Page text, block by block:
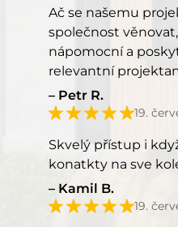
Ač se našemu
společnost
nápomocní a
relevantní
přístup, kéž by
všichni.
Petr R.
19.
Skvelý přístup i
konatkty na sve
Kamil B.
19.